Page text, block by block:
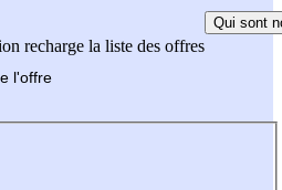
recharge la liste des offres
Qui sont
l'offre